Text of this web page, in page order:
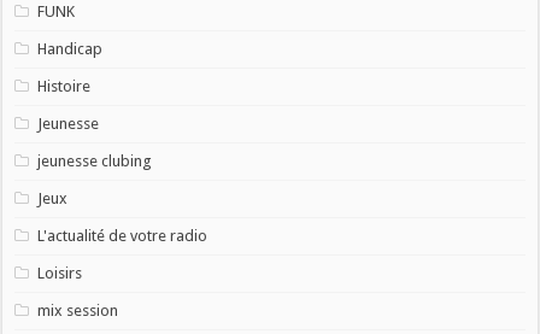
FUNK
Handicap
Histoire
Jeunesse
jeunesse clubing
Jeux
L'actualité de votre radio
Loisirs
mix session